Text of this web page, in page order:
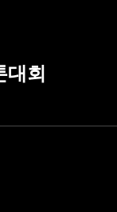
대회